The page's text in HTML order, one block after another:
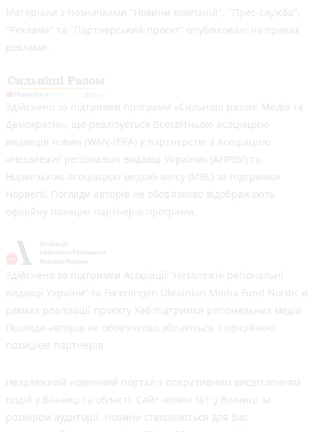
Матеріали з позначками "Новини компаній", "Прес-служба",
"Реклама" та "Партнерський проєкт" опубліковані на правах
реклами.
Здійснено за підтримки програми «Сильніші разом: Медіа та
Демократія», що реалізується Всесвітньою асоціацією
видавців новин (WAN-IFRA) у партнерстві з Асоціацією
«Незалежні регіональні видавці України» (АНРВУ) та
Норвезькою асоціацією медіабізнесу (MBL) за підтримки
Норвегії. Погляди авторів не обов’язково відображають
офіційну позицію партнерів програми.
Здійснено за підтримки Асоціації “Незалежні регіональні
видавці України” та Foreningen Ukrainian Media Fund Nordic в
рамках реалізації проєкту Хаб підтримки регіональних медіа.
Погляди авторів не обов'язково збігаються з офіційною
позицією партнерів
Незалежний новинний портал з оперативним висвітленням
подій у Вінниці та області. Сайт новин №1 у Вінниці за
розміром аудиторії. Новини створюються для Вас